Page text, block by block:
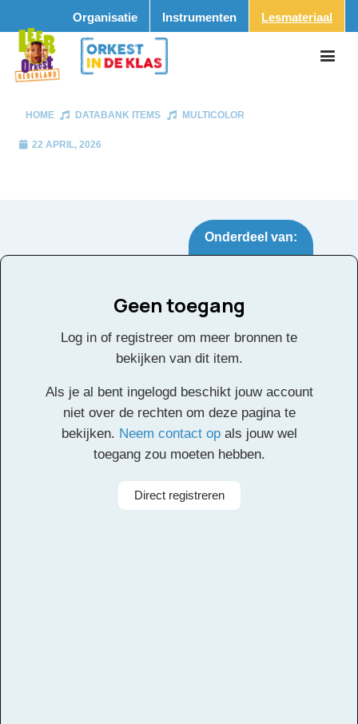
Organisatie Instrumenten Lesmateriaal
HOME DATABANK ITEMS MULTICOLOR
22 APRIL, 2026
Onderdeel van:
Multicolor
Facebook
TwitterEmailPinterestLinkedIn
Delen
Geen toegang
Log in of registreer om meer bronnen te
bekijken van dit item.
Als je al bent ingelogd beschikt jouw account
niet over de rechten om deze pagina te
bekijken. Neem contact opals jouw wel
toegang zou moeten hebben.
Direct registreren
Alle rechten voorbehouden
Camiel Meiresonne, Quinten Meiresonne,
Isaias Azier, Justin Schellekens, Maud Akkermans, Niels